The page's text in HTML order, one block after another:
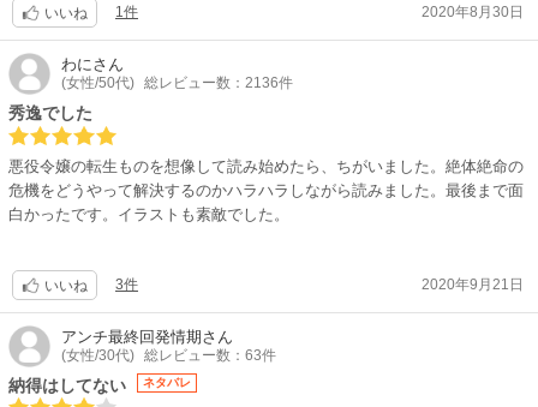
いいね 1件 2020年8月30日
わに さん
(女性/50代) 総レビュー数：2136件
秀逸でした
悪役令嬢の転生ものを想像して読み始めたら、ちがいました。絶体絶命の
危機をどうやって解決するのかハラハラしながら読みました。最後まで面
白かったです。イラストも素敵でした。
いいね 3件 2020年9月21日
アンチ最終回発情期さん
(女性/30代) 総レビュー数：63件
納得はしてない ネタバレ